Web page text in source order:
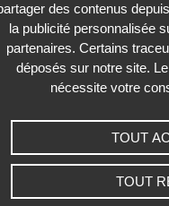
& Arthur
des contenus
la publicité personnalisée
partenaires. Certains
déposés sur notre site.
nécessite votre
TOUT
TOUT